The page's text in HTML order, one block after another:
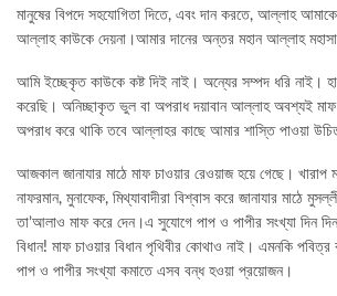
মানুষের বিপদে সহযোগিতা দিতে, এবং দান করতে, আল্লাহ
আল্লাহ কাউকে দেয়না।আমার দানের অন্তর মহান আল্লাহ
আমি ইচ্ছেকৃত কাউকে কষ্ট দিই নাই। অন্যের সম্পদ ধরি নাই।
করেছি। অনিচ্ছাকৃত ভুল বা অপরাধ দয়াবান আল্লাহ অবশ্যই
অপরাধ করে থাকি তবে আল্লাহর কাছে আমার শাস্তি পাওয়া
আজকাল জানাযার মাঠে মাফ চাওয়ার রেওয়াজ হয়ে গেছে। খারাপ
নাফরমান, মুনাফেক, মিথ্যাবাদীরা বিশ্বাস করে জানাযার মাঠে
তা’আলাও মাফ করে দেন।এ সুযোগে পাপ ও পাপীর সংখ্যা দিন
বিধান! মাফ চাওয়ার বিধান পৃথিবীর কোথাও নাই। এমনকি
পাপ ও পাপীর সংখ্যা কমাতে এসব বন্ধ হওয়া প্রয়োজন।